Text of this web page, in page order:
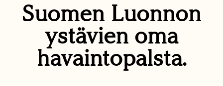
Suomen Luonnon
ystävien oma
havaintopalsta.